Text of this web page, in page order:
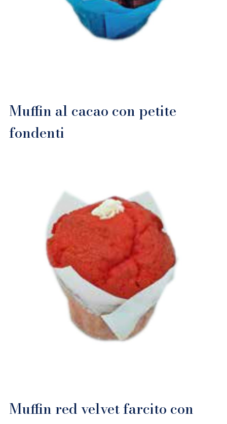
Muffin al cacao con petite
fondenti
Muffin red velvet farcito con